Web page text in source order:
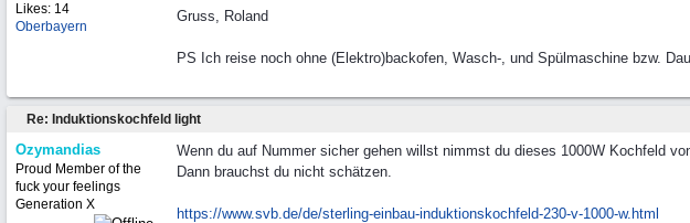
Likes: 14
Oberbayern
Gruss, Roland
PS Ich reise noch ohne (Elektro)backofen, Wasch-, und Spülmaschine bzw.
Re: Induktionskochfeld light
Ozymandias
Proud Member of the
fuck your feelings
Generation X
Wenn du auf Nummer sicher gehen willst nimmst du dieses 1000W Kochfeld
Dann brauchst du nicht schätzen.
https://www.svb.de/de/sterling-einbau-induktionskochfeld-230-v-1000-w.html